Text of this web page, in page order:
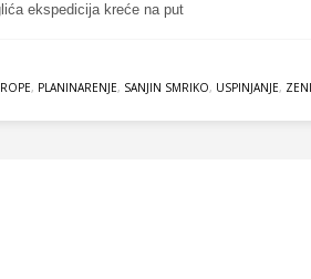
ekspedicija kreće na put
, PLANINARENJE, SANJIN SMRIKO, USPINJANJE,